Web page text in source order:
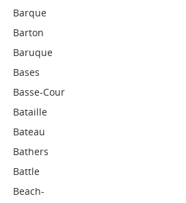
Barque
Barton
Baruque
Bases
Basse-Cour
Bataille
Bateau
Bathers
Battle
Beach-